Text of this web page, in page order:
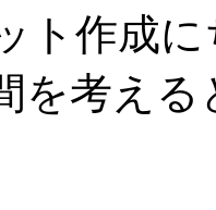
ト作成
を考え